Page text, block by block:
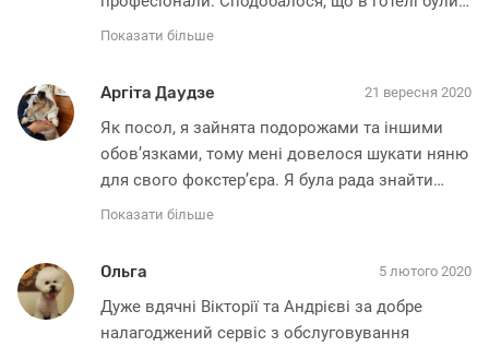
Показати більше
Аргіта Даудзе 21 вересня 2020
Як посол, я зайнята подорожами та іншими
обов’язками, тому мені довелося шукати няню
для свого фокстер’єра. Я була рада знайти…
Показати більше
Ольга 5 лютого 2020
Дуже вдячні Вікторії та Андрієві за добре
налагоджений сервіс з обслуговування